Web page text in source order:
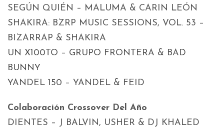
SEGÚN QUIÉN – MALUMA & CARIN LEÓN
SHAKIRA: BZRP MUSIC SESSIONS, VOL. 53 –
BIZARRAP & SHAKIRA
UN X100TO – GRUPO FRONTERA & BAD
BUNNY
YANDEL 150 – YANDEL & FEID
Colaboración Crossover Del Año
DIENTES – J BALVIN, USHER & DJ KHALED